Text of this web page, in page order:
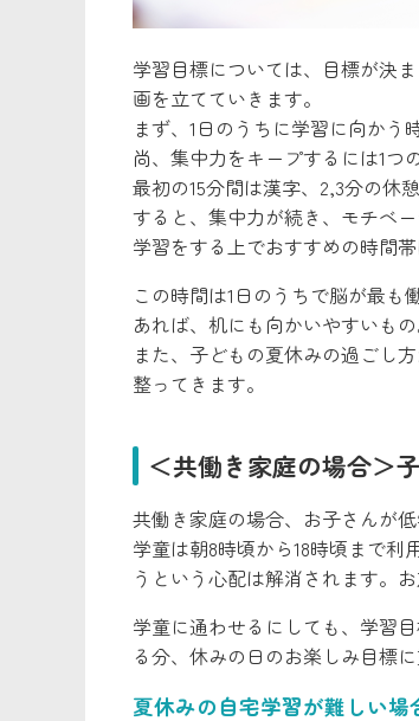
学習目標については、目標が決
画を立てていきます。
まず、1日のうちに学習に向かう
尚、集中力をキープするには1つ
最初の15分間は漢字、2,3分の休
すると、集中力が続き、モチベ
学習をする上でおすすめの時間帯
この時間は1日のうちで脳が最
あれば、机にも向かいやすいも
また、子どもの夏休みの過ごし
整ってきます。
＜共働き家庭の場合＞
共働き家庭の場合、お子さんが
学童は朝8時頃から18時頃まで
うという心配は解消されます。
学童に通わせるにしても、学習
る分、休みの日のお楽しみ目標
夏休みの自宅学習が難しい